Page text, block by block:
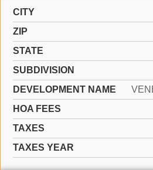
CITY
ZIP
STATE
SUBDIVISION
DEVELOPMENT NAME
HOA FEES
TAXES
TAXES YEAR